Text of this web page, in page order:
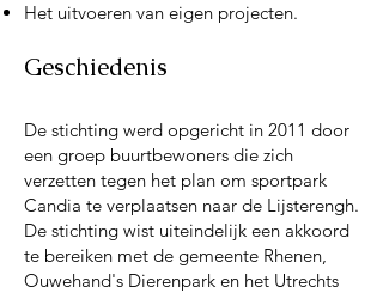
Het uitvoeren van eigen projecten.
Geschiedenis
De stichting werd opgericht in 2011 door
een groep buurtbewoners die zich
verzetten tegen het plan om sportpark
Candia te verplaatsen naar de Lijsterengh.
De stichting wist uiteindelijk een akkoord
te bereiken met de gemeente Rhenen,
Ouwehand's Dierenpark en het Utrechts